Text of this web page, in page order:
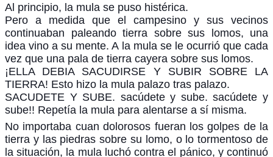
Al principio, la mula se puso histérica.
Pero a medida que el campesino y sus vecinos
continuaban paleando tierra sobre sus lomos, una
idea vino a su mente. A la mula se le ocurrió que cada
vez que una pala de tierra cayera sobre sus lomos.
¡ELLA DEBIA SACUDIRSE Y SUBIR SOBRE LA
TIERRA! Esto hizo la mula palazo tras palazo.
SACUDETE Y SUBE. sacúdete y sube. sacúdete y
sube!! Repetía la mula para alentarse a sí misma.
No importaba cuan dolorosos fueran los golpes de la
tierra y las piedras sobre su lomo, o lo tormentoso de
la situación, la mula luchó contra el pánico, y continuó